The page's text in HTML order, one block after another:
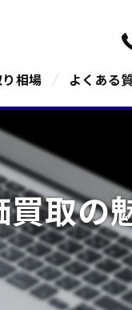
相場 よくある
取の